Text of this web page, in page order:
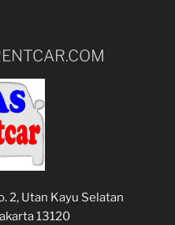
2, Utan Kayu Selatan
13120